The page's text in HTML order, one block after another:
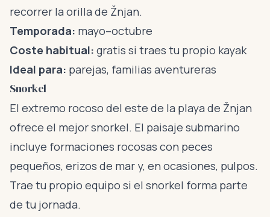
recorrer la orilla de Žnjan.
Temporada: mayo–octubre
Coste habitual: gratis si traes tu propio kayak
Ideal para: parejas, familias aventureras
Snorkel
El extremo rocoso del este de la playa de Žnjan
ofrece el mejor snorkel. El paisaje submarino
incluye formaciones rocosas con peces
pequeños, erizos de mar y, en ocasiones, pulpos.
Trae tu propio equipo si el snorkel forma parte
de tu jornada.